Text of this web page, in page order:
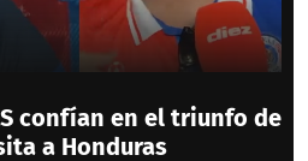
confían en el triunfo de
a Honduras